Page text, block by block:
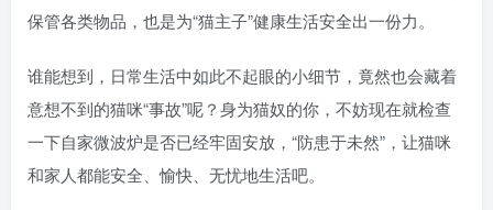
保管各类物品，也是为“猫主子”健康生活安全出一份力。
谁能想到，日常生活中如此不起眼的小细节，竟然也会藏着
意想不到的猫咪“事故”呢？身为猫奴的你，不妨现在就检查
一下自家微波炉是否已经牢固安放，“防患于未然”，让猫咪
和家人都能安全、愉快、无忧地生活吧。